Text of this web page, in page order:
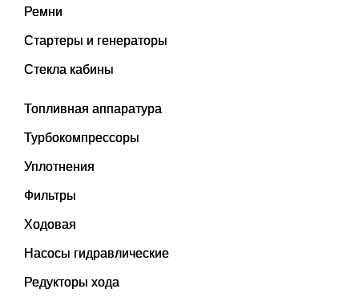
Ремни
Стартеры и генераторы
Стекла кабины
Топливная аппаратура
Турбокомпрессоры
Уплотнения
Фильтры
Ходовая
Насосы гидравлические
Редукторы хода